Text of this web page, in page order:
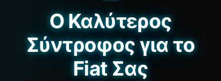
Ο Καλύτερος
Σύντροφος για το
Fiat Σας